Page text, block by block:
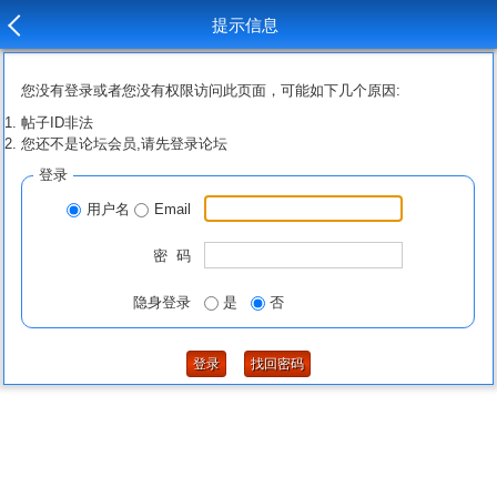
提示信息
您没有登录或者您没有权限访问此页面，可能如下几个原因:
帖子ID非法
您还不是论坛会员,请先登录论坛
登录
用户名 Email
密 码
隐身登录 是 否